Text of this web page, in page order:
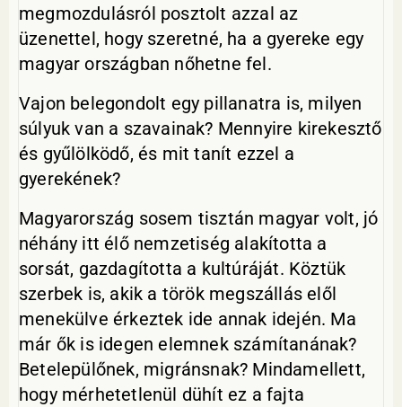
megmozdulásról posztolt azzal az
üzenettel, hogy szeretné, ha a gyereke egy
magyar országban nőhetne fel.
Vajon belegondolt egy pillanatra is, milyen
súlyuk van a szavainak? Mennyire kirekesztő
és gyűlölködő, és mit tanít ezzel a
gyerekének?
Magyarország sosem tisztán magyar volt, jó
néhány itt élő nemzetiség alakította a
sorsát, gazdagította a kultúráját. Köztük
szerbek is, akik a török megszállás elől
menekülve érkeztek ide annak idején. Ma
már ők is idegen elemnek számítanának?
Betelepülőnek, migránsnak? Mindamellett,
hogy mérhetetlenül dühít ez a fajta